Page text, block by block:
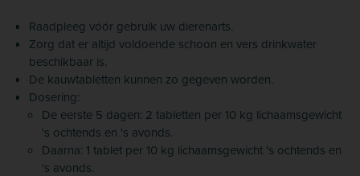
Raadpleeg vóór gebruik uw dierenarts.
Zorg dat er altijd voldoende schoon en vers drinkwater
beschikbaar is.
De kauwtabletten kunnen zo gegeven worden.
Dosering:
De eerste 5 dagen: 2 tabletten per 10 kg lichaamsgewicht
's ochtends en 's avonds.
Daarna: 1 tablet per 10 kg lichaamsgewicht 's ochtends en
's avonds.